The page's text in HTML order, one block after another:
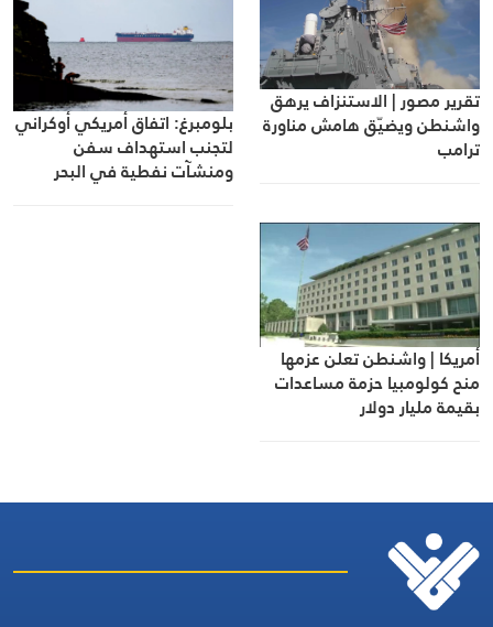
تقرير مصور | الاستنزاف يرهق
واشنطن ويضيّق هامش مناورة
ترامب
بلومبرغ: اتفاق أمريكي أوكراني
لتجنب استهداف سفن
ومنشآت نفطية في البحر
أمريكا | واشنطن تعلن عزمها
منح كولومبيا حزمة مساعدات
بقيمة مليار دولار